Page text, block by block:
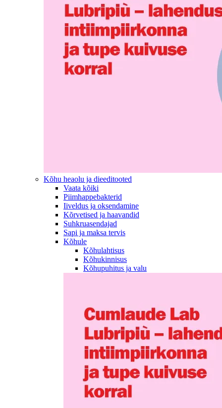
Kõhu heaolu ja dieeditooted
Vaata kõiki
Piimhappebakterid
Iiveldus ja oksendamine
Kõrvetised ja haavandid
Suhkruasendajad
Sapi ja maksa tervis
Kõhule
Kõhulahtisus
Kõhukinnisus
Kõhupuhitus ja valu